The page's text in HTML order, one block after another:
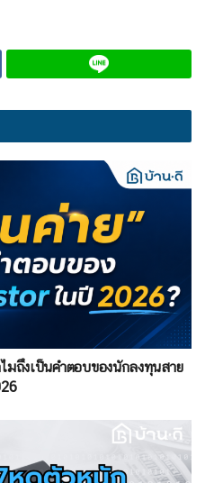
ไมถึงเป็นคำตอบของนักลงทุนสาย